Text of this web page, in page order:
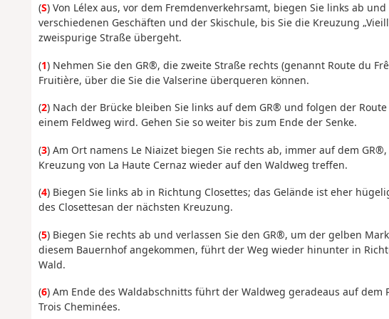
(S) Von Lélex aus, vor dem Fremdenverkehrsamt, biegen Sie links ab
verschiedenen Geschäften und der Skischule, bis Sie die Kreuzung
zweispurige Straße übergeht.
(1) Nehmen Sie den GR®, die zweite Straße rechts (genannt Route du
Fruitière, über die Sie die Valserine überqueren können.
(2)Nach der Brücke bleiben Sie links auf dem GR® und folgen der
einem Feldweg wird. Gehen Sie so weiter bis zum Ende der Senke.
(3) Am Ort namens Le Niaizet biegen Sie rechts ab, immer auf dem
Kreuzung von La Haute Cernaz wieder auf den Waldweg treffen.
(4) Biegen Sie links ab in Richtung Closettes; das Gelände ist eher
des Closettesan der nächsten Kreuzung.
(5) Biegen Sie rechts ab und verlassen Sie den GR®, um der gelben
diesem Bauernhof angekommen, führt der Weg wieder hinunter in
Wald.
(6) Am Ende des Waldabschnitts führt der Waldweg geradeaus auf
Trois Cheminées.